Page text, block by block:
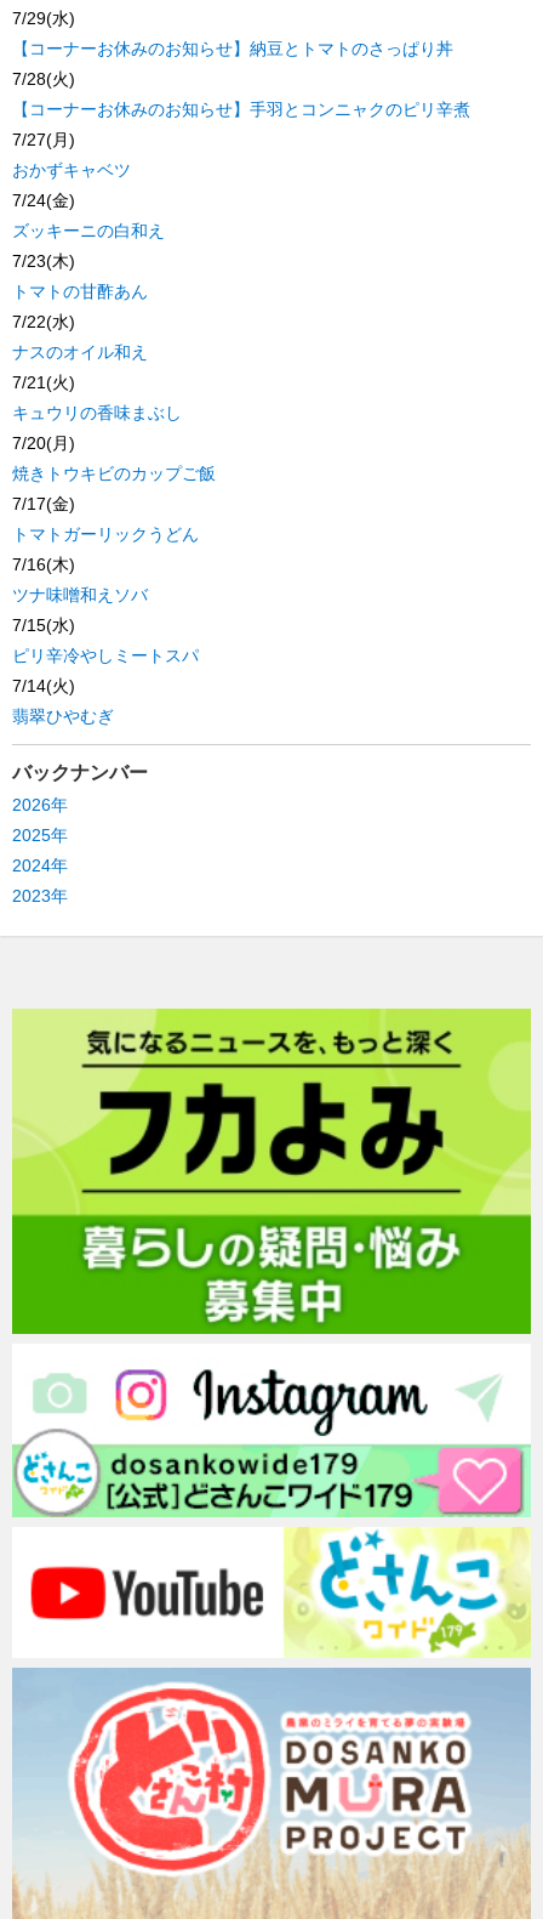
7/29(水)
【コーナーお休みのお知らせ】納豆とトマトのさっぱり丼
7/28(火)
【コーナーお休みのお知らせ】手羽とコンニャクのピリ辛煮
7/27(月)
おかずキャベツ
7/24(金)
ズッキーニの白和え
7/23(木)
トマトの甘酢あん
7/22(水)
ナスのオイル和え
7/21(火)
キュウリの香味まぶし
7/20(月)
焼きトウキビのカップご飯
7/17(金)
トマトガーリックうどん
7/16(木)
ツナ味噌和えソバ
7/15(水)
ピリ辛冷やしミートスパ
7/14(火)
翡翠ひやむぎ
バックナンバー
2026年
2025年
2024年
2023年